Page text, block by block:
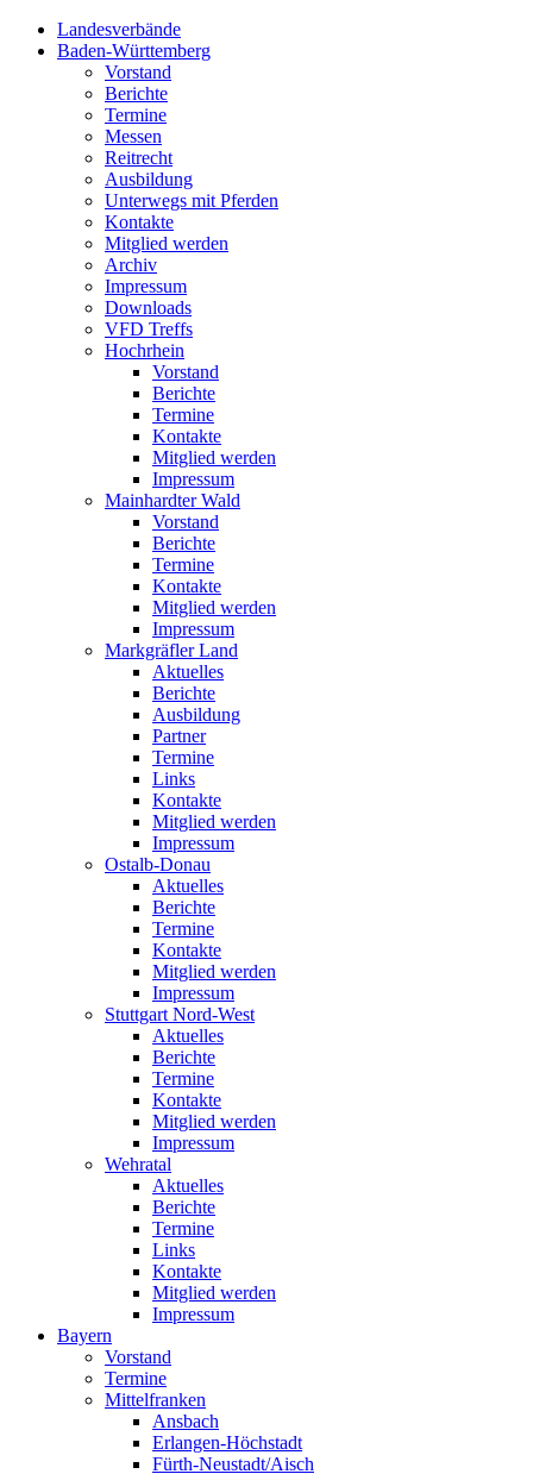
Landesverbände
Baden-Württemberg
Vorstand
Berichte
Termine
Messen
Reitrecht
Ausbildung
Unterwegs mit Pferden
Kontakte
Mitglied werden
Archiv
Impressum
Downloads
VFD Treffs
Hochrhein
Vorstand
Berichte
Termine
Kontakte
Mitglied werden
Impressum
Mainhardter Wald
Vorstand
Berichte
Termine
Kontakte
Mitglied werden
Impressum
Markgräfler Land
Aktuelles
Berichte
Ausbildung
Partner
Termine
Links
Kontakte
Mitglied werden
Impressum
Ostalb-Donau
Aktuelles
Berichte
Termine
Kontakte
Mitglied werden
Impressum
Stuttgart Nord-West
Aktuelles
Berichte
Termine
Kontakte
Mitglied werden
Impressum
Wehratal
Aktuelles
Berichte
Termine
Links
Kontakte
Mitglied werden
Impressum
Bayern
Vorstand
Termine
Mittelfranken
Ansbach
Erlangen-Höchstadt
Fürth-Neustadt/Aisch